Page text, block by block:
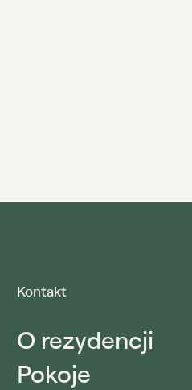
Kontakt
O rezydencji
Pokoje